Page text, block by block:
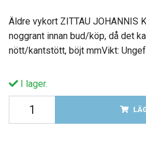
Äldre vykort ZITTAU JOHANNIS
noggrant innan bud/köp, då det
nött/kantstött, böjt mmVikt:
I lager.